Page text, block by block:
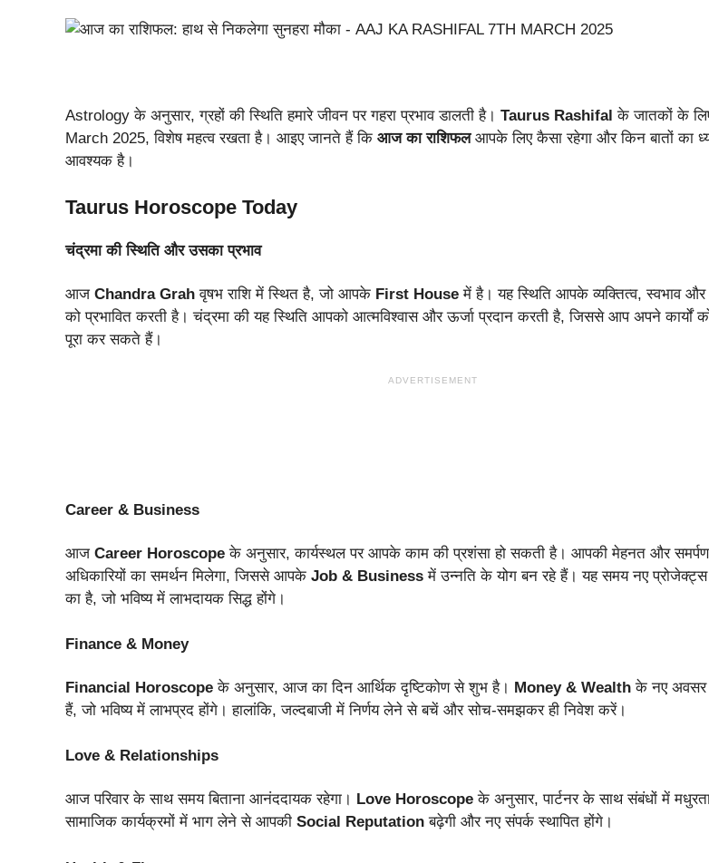
Astrology के अनुसार, ग्रहों की स्थिति हमारे जीवन पर गहरा प्रभाव डालती है। Taurus Rashifal के जातकों के
March 2025, विशेष महत्व रखता है। आइए जानते हैं कि आज का राशिफलआपके लिए कैसा रहेगा और किन बातों का
आवश्यक है।
Taurus Horoscope Today
चंद्रमा की स्थिति और उसका प्रभाव
आज Chandra Grah वृषभ राशि में स्थित है, जो आपके First House में है। यह स्थिति आपके व्यक्तित्व, स्वभाव और
को प्रभावित करती है। चंद्रमा की यह स्थिति आपको आत्मविश्वास और ऊर्जा प्रदान करती है, जिससे आप अपने कार्यों
पूरा कर सकते हैं।
ADVERTISEMENT
Career & Business
आज Career Horoscope के अनुसार, कार्यस्थल पर आपके काम की प्रशंसा हो सकती है। आपकी मेहनत और
अधिकारियों का समर्थन मिलेगा, जिससे आपके Job & Business में उन्नति के योग बन रहे हैं। यह समय नए
का है, जो भविष्य में लाभदायक सिद्ध होंगे।
Finance & Money
Financial Horoscope के अनुसार, आज का दिन आर्थिक दृष्टिकोण से शुभ है। Money & Wealth के नए अवसर
हैं, जो भविष्य में लाभप्रद होंगे। हालांकि, जल्दबाजी में निर्णय लेने से बचें और सोच-समझकर ही निवेश करें।
Love & Relationships
आज परिवार के साथ समय बिताना आनंददायक रहेगा। Love Horoscope के अनुसार, पार्टनर के साथ संबंधों में
सामाजिक कार्यक्रमों में भाग लेने से आपकी Social Reputation बढ़ेगी और नए संपर्क स्थापित होंगे।